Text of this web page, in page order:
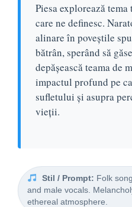
Piesa explorează
care ne definesc.
alinare în poveștile
bătrân, sperând să
depășească teama de
impactul profund pe
sufletului și asupra
vieții.
Stil / Prompt: Folk
and male vocals.
ethereal atmosphere.